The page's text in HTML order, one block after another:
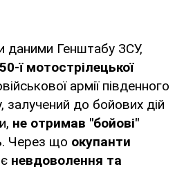
даними Генштабу ЗСУ,
ї мотострілецької
армії південного
залучений до бойових дій
не отримав "бойові"
. Через що окупанти
невдоволення та